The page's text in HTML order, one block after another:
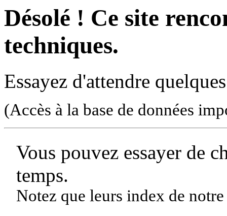
Désolé ! Ce site
techniques.
Essayez d'attendre
(Accès à la base de données
Vous pouvez essayer de
temps.
Notez que leurs index de